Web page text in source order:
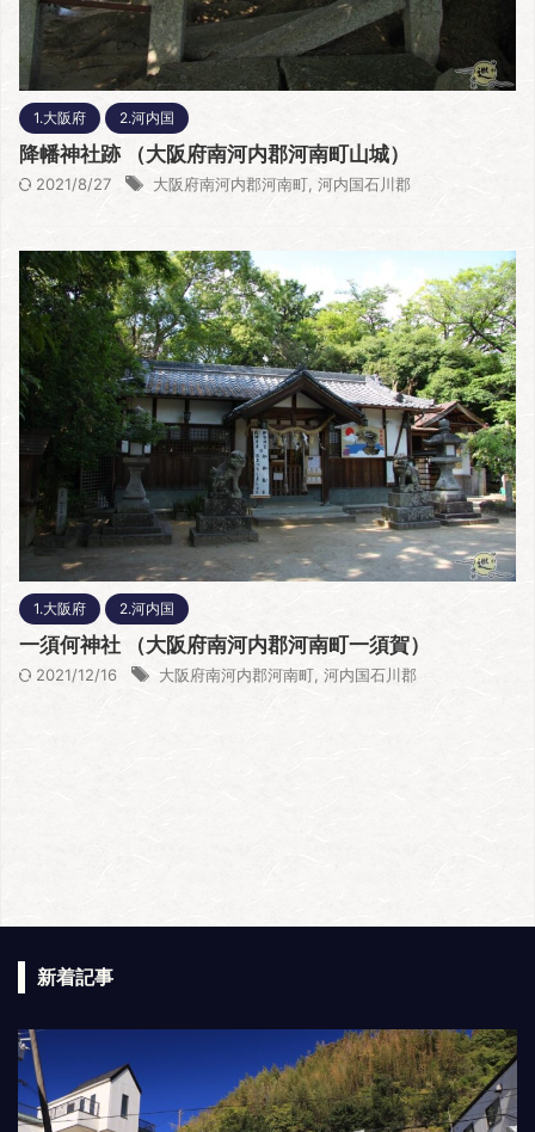
1.大阪府 2.河内国
降幡神社跡 （大阪府南河内郡河南町山城）
2021/8/27 大阪府南河内郡河南町, 河内国石川郡
1.大阪府 2.河内国
一須何神社 （大阪府南河内郡河南町一須賀）
2021/12/16 大阪府南河内郡河南町, 河内国石川郡
新着記事